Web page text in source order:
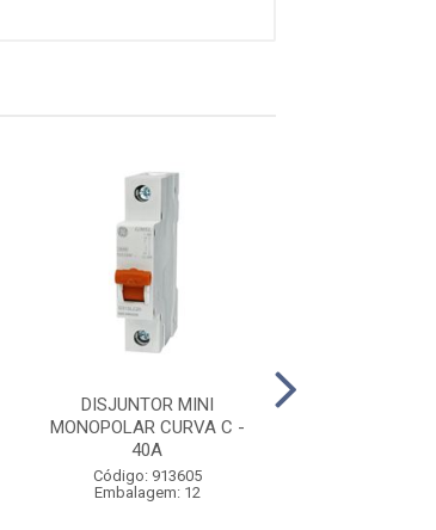
DISJUNTOR MINI
MONOPOLAR CURVA C -
40A
Código: 913605
Embalagem: 12